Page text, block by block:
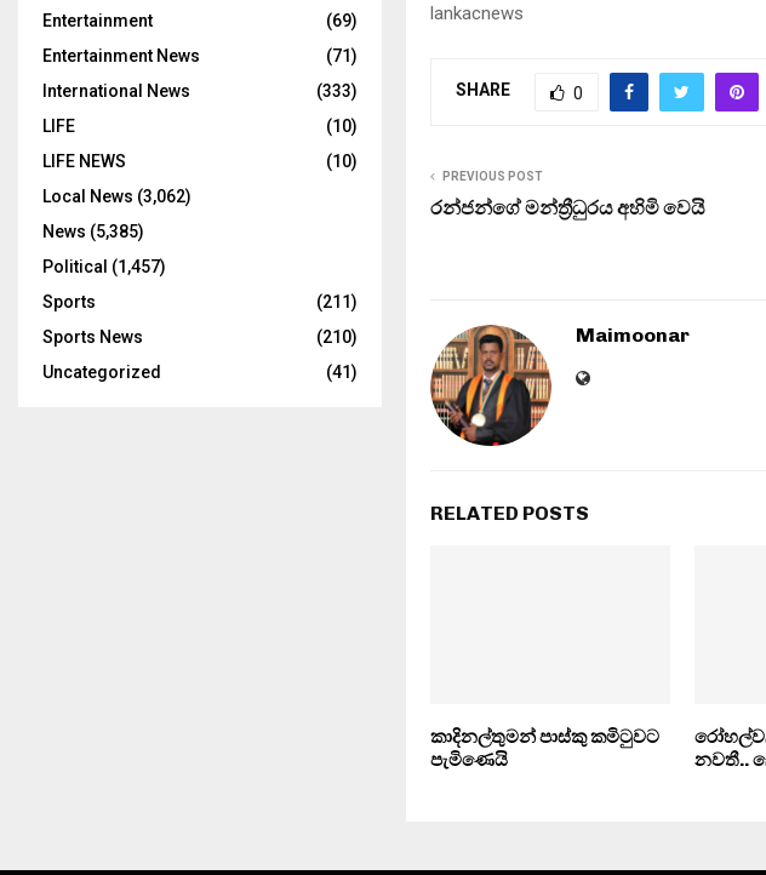
lankacnews
SHARE 0
PREVIOUS POST
රන්ජන්ගේ මන්ත්‍රීධුරය අහිමි වෙයි
Maimoonar
RELATED POSTS
කාදිනල්තුමන් පාස්කු කමිටුවට
පැමිණෙයි
නවතී..
Entertainment
(69)
Entertainment News
(71)
International News
(333)
LIFE
(10)
LIFE NEWS
(10)
Local News (3,062)
News (5,385)
Political (1,457)
Sports
(211)
Sports News
(210)
Uncategorized
(41)